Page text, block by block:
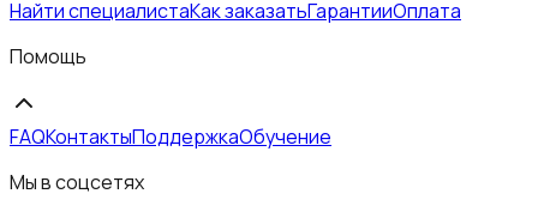
Найти специалистаКак заказатьГарантииОплата
Помощь
FAQКонтактыПоддержкаОбучение
Мы в соцсетях